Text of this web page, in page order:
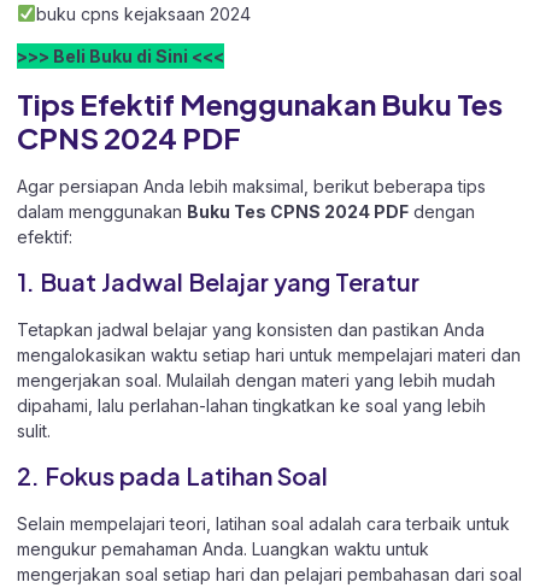
buku cpns kejaksaan 2024
>>> Beli Buku di Sini <<<
Tips Efektif Menggunakan Buku Tes
CPNS 2024 PDF
Agar persiapan Anda lebih maksimal, berikut beberapa tips
dalam menggunakan Buku Tes CPNS 2024 PDF dengan
efektif:
1. Buat Jadwal Belajar yang Teratur
Tetapkan jadwal belajar yang konsisten dan pastikan Anda
mengalokasikan waktu setiap hari untuk mempelajari materi dan
mengerjakan soal. Mulailah dengan materi yang lebih mudah
dipahami, lalu perlahan-lahan tingkatkan ke soal yang lebih
sulit.
2. Fokus pada Latihan Soal
Selain mempelajari teori, latihan soal adalah cara terbaik untuk
mengukur pemahaman Anda. Luangkan waktu untuk
mengerjakan soal setiap hari dan pelajari pembahasan dari soal